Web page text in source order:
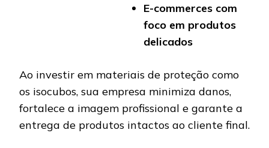
E-commerces com
foco em produtos
delicados
Ao investir em materiais de proteção como
os isocubos, sua empresa minimiza danos,
fortalece a imagem profissional e garante a
entrega de produtos intactos ao cliente final.